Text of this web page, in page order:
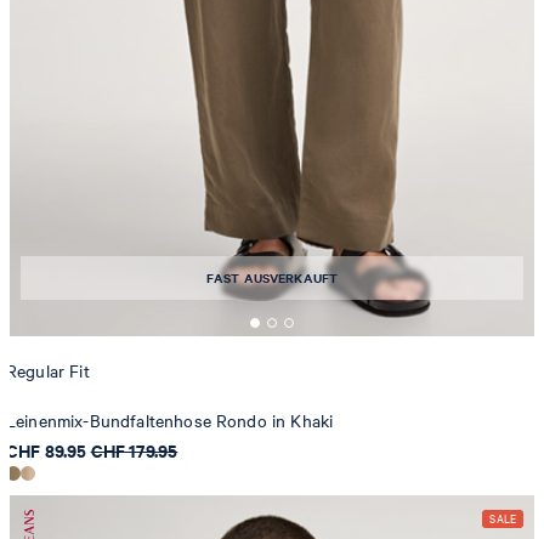
FAST AUSVERKAUFT
Regular Fit
Leinenmix-Bundfaltenhose Rondo in Khaki
CHF 89.95CHF 179.95